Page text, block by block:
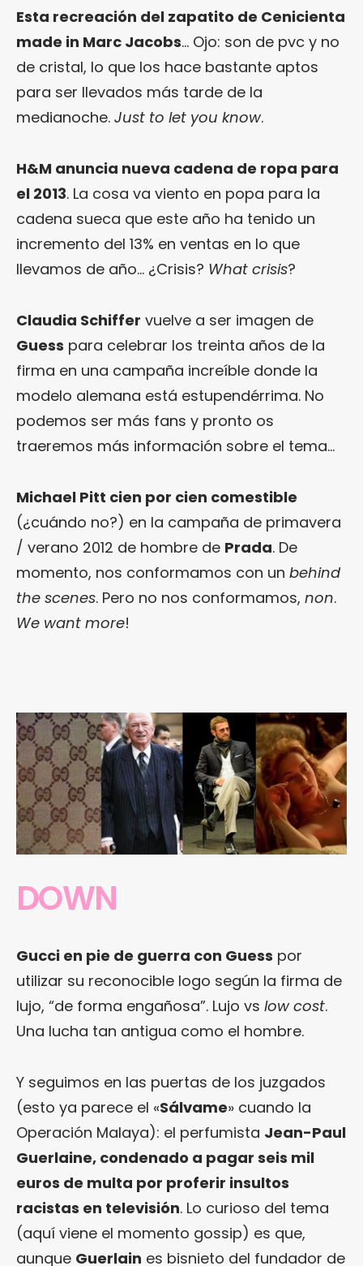
Esta recreación del zapatito de Cenicienta
made in Marc Jacobs… Ojo: son de pvc y no
de cristal, lo que los hace bastante aptos
para ser llevados más tarde de la
medianoche. Just to let you know.
H&M anuncia nueva cadena de ropa para
el 2013. La cosa va viento en popa para la
cadena sueca que este año ha tenido un
incremento del 13% en ventas en lo que
llevamos de año… ¿Crisis? What crisis?
Claudia Schiffer vuelve a ser imagen de
Guess para celebrar los treinta años de la
firma en una campaña increíble donde la
modelo alemana está estupendérrima. No
podemos ser más fans y pronto os
traeremos más información sobre el tema…
Michael Pitt cien por cien comestible
(¿cuándo no?) en la campaña de primavera
/ verano 2012 de hombre de Prada. De
momento, nos conformamos con un behind
the scenes. Pero no nos conformamos, non.
We want more!
DOWN
Gucci en pie de guerra con Guess por
utilizar su reconocible logo según la firma de
lujo, “de forma engañosa”. Lujo vs low cost.
Una lucha tan antigua como el hombre.
Y seguimos en las puertas de los juzgados
(esto ya parece el «Sálvame» cuando la
Operación Malaya): el perfumista Jean-Paul
Guerlaine, condenado a pagar seis mil
euros de multa por proferir insultos
racistas en televisión. Lo curioso del tema
(aquí viene el momento gossip) es que,
aunque Guerlain es bisnieto del fundador de